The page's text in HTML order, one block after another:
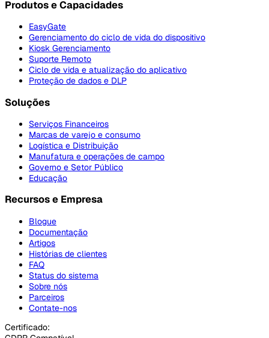
Produtos e Capacidades
EasyGate
Gerenciamento do ciclo de vida do dispositivo
Kiosk Gerenciamento
Suporte Remoto
Ciclo de vida e atualização do aplicativo
Proteção de dados e DLP
Soluções
Serviços Financeiros
Marcas de varejo e consumo
Logística e Distribuição
Manufatura e operações de campo
Governo e Setor Público
Educação
Recursos e Empresa
Blogue
Documentação
Artigos
Histórias de clientes
FAQ
Status do sistema
Sobre nós
Parceiros
Contate-nos
Certificado: